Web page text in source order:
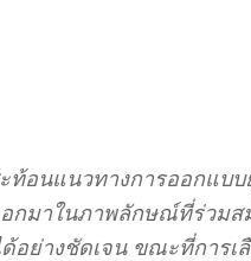
ท้อนแนวทางการออกแบ
มาในภาพลักษณ์ที่ร่วมส
อย่างชัดเจน ขณะที่การเ